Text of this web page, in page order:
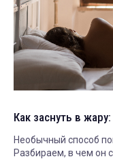
Как заснуть в
Необычный способ
Разбираем, в чем он